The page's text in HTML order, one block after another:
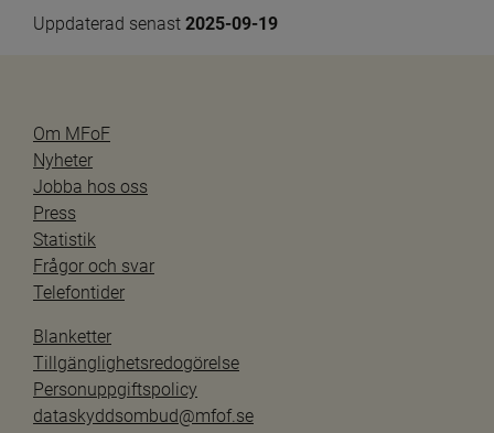
Uppdaterad senast 2025-09-19
Om MFoF
Nyheter
Jobba hos oss
Press
Statistik
Frågor och svar
Telefontider
Blanketter
Tillgänglighetsredogörelse
Personuppgiftspolicy
dataskyddsombud@mfof.se